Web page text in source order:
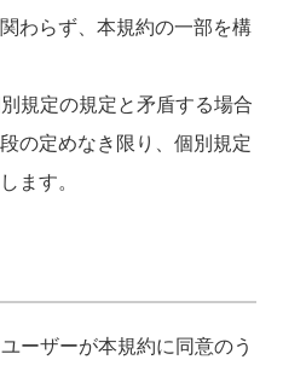
わらず、本規約の一部を構
規定の規定と矛盾する場合
の定めなき限り、個別規定
ます。
ーザーが本規約に同意のう